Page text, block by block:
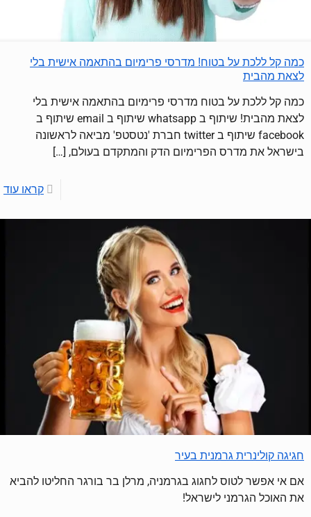
כמה קל ללכת על בטוח! מדרסי פרימיום בהתאמה אישית בלי
לצאת מהבית
כמה קל ללכת על בטוח מדרסי פרימיום בהתאמה אישית בלי
לצאת מהבית! שיתוף ב whatsapp שיתוף ב email שיתוף ב
facebook שיתוף ב twitter חברת 'נטסטפ' מביאה לראשונה
בישראל את מדרס הפרימיום הדק והמתקדם בעולם, […]
קראו עוד
חגיגה קולינרית גרמנית בעיר
אם אי אפשר לטוס לחגוג בגרמניה, מרלן בר בורגר החליטו להביא
את האוכל הגרמני לישראל!